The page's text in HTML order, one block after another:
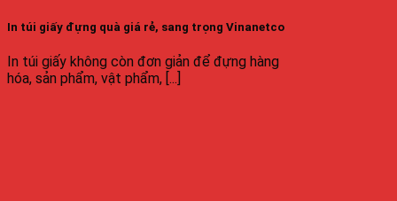
In túi giấy đựng quà giá rẻ, sang trọng Vinanetco
In túi giấy không còn đơn giản để đựng hàng
hóa, sản phẩm, vật phẩm, [...]